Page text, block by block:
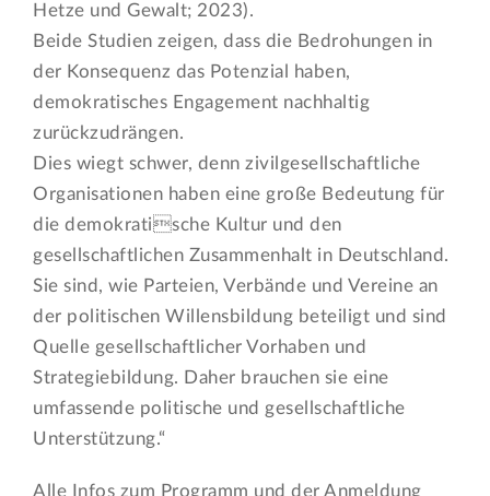
Hetze und Gewalt; 2023).
Beide Studien zeigen, dass die Bedrohungen in
der Konsequenz das Potenzial haben,
demokratisches Engagement nachhaltig
zurückzudrängen.
Dies wiegt schwer, denn zivilgesellschaftliche
Organisationen haben eine große Bedeutung für
die demokratische Kultur und den
gesellschaftlichen Zusammenhalt in Deutschland.
Sie sind, wie Parteien, Verbände und Vereine an
der politischen Willensbildung beteiligt und sind
Quelle gesellschaftlicher Vorhaben und
Strategiebildung. Daher brauchen sie eine
umfassende politische und gesellschaftliche
Unterstützung.“
Alle Infos zum Programm und der Anmeldung